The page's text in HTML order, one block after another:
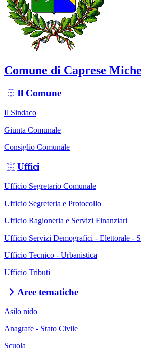
Comune di Caprese
Il Comune
Il Sindaco
Giunta Comunale
Consiglio Comunale
Uffici
Ufficio Segretario Comunale
Ufficio Segreteria e Protocollo
Ufficio Ragioneria e Servizi Finanziari
Ufficio Servizi Demografici - Elettorale -
Ufficio Tecnico - Urbanistica
Ufficio Tributi
Aree tematiche
Asilo nido
Anagrafe - Stato Civile
Scuola